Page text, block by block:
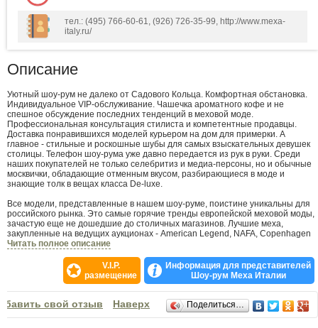
тел.: (495) 766-60-61, (926) 726-35-99, http://www.mexa-
italy.ru/
Описание
Уютный шоу-рум не далеко от Садового Кольца. Комфортная обстановка.
Индивидуальное VIP-обслуживание. Чашечка ароматного кофе и не
спешное обсуждение последних тенденций в меховой моде.
Профессиональная консультация стилиста и компетентные продавцы.
Доставка понравившихся моделей курьером на дом для примерки. А
главное - стильные и роскошные шубы для самых взыскательных девушек
столицы. Телефон шоу-рума уже давно передается из рук в руки. Среди
наших покупателей не только селебритиз и медиа-персоны, но и обычные
москвички, обладающие отменным вкусом, разбирающиеся в моде и
знающие толк в вещах класса De-luxe.
Все модели, представленные в нашем шоу-руме, поистине уникальны для
российского рынка. Это самые горячие тренды европейской меховой моды,
зачастую еще не дошедшие до столичных магазинов. Лучшие меха,
закупленные на ведущих аукционах - American Legend, NAFA, Copenhagen
furs, SAGA. Великолепные лекала, доводящие модель до совершенства.
тиражом в 50 экземпляров. Отделки шиншиллой, соболем и рысью.
Подкладка из натурального шелка, отделанная стразами SWAROVSKI.
Пояса из драгоценной кожи рептилий и крокодила. Такая шуба не только
подчеркнет Ваш статус, но и позволит почувствовать себя королевой в
любых, даже самых высоких кругах.
Читать полное описание
V.I.P.
размещение
Информация для представителей
Шоу-рум Меха Италии
Отзывысвой отзыв Наверх Поделиться…